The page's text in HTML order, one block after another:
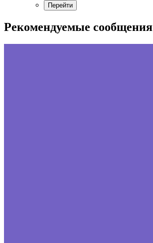
Рекомендуемые сообщения